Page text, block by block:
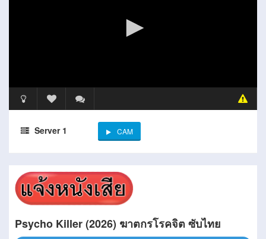
Server 1 CAM
Psycho Killer (2026) ฆาตกรโรคจิต ซับไทย